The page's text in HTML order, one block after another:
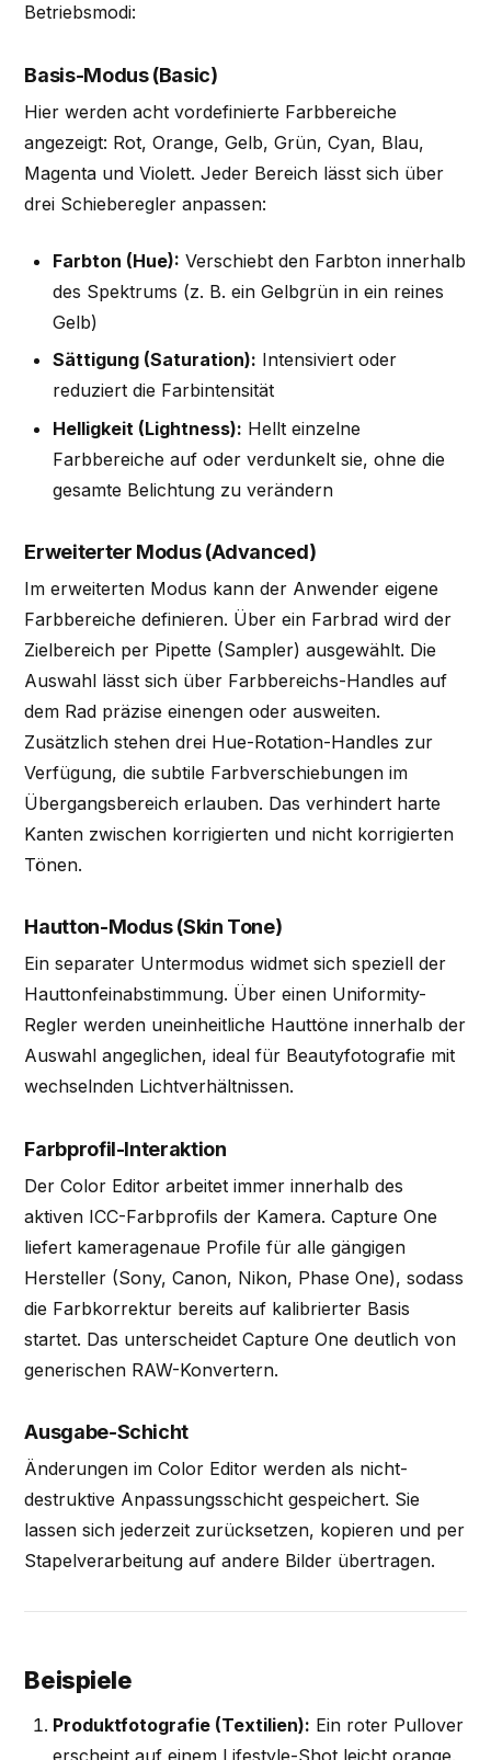
Betriebsmodi:
Basis-Modus (Basic)
Hier werden acht vordefinierte Farbbereiche
angezeigt: Rot, Orange, Gelb, Grün, Cyan, Blau,
Magenta und Violett. Jeder Bereich lässt sich über
drei Schieberegler anpassen:
Farbton (Hue): Verschiebt den Farbton innerhalb
des Spektrums (z. B. ein Gelbgrün in ein reines
Gelb)
Sättigung (Saturation): Intensiviert oder
reduziert die Farbintensität
Helligkeit (Lightness): Hellt einzelne
Farbbereiche auf oder verdunkelt sie, ohne die
gesamte Belichtung zu verändern
Erweiterter Modus (Advanced)
Im erweiterten Modus kann der Anwender eigene
Farbbereiche definieren. Über ein Farbrad wird der
Zielbereich per Pipette (Sampler) ausgewählt. Die
Auswahl lässt sich über Farbbereichs-Handles auf
dem Rad präzise einengen oder ausweiten.
Zusätzlich stehen drei Hue-Rotation-Handles zur
Verfügung, die subtile Farbverschiebungen im
Übergangsbereich erlauben. Das verhindert harte
Kanten zwischen korrigierten und nicht korrigierten
Tönen.
Hautton-Modus (Skin Tone)
Ein separater Untermodus widmet sich speziell der
Hauttonfeinabstimmung. Über einen Uniformity-
Regler werden uneinheitliche Hauttöne innerhalb der
Auswahl angeglichen, ideal für Beautyfotografie mit
wechselnden Lichtverhältnissen.
Farbprofil-Interaktion
Der Color Editor arbeitet immer innerhalb des
aktiven ICC-Farbprofils der Kamera. Capture One
liefert kameragenaue Profile für alle gängigen
Hersteller (Sony, Canon, Nikon, Phase One), sodass
die Farbkorrektur bereits auf kalibrierter Basis
startet. Das unterscheidet Capture One deutlich von
generischen RAW-Konvertern.
Ausgabe-Schicht
Änderungen im Color Editor werden als nicht-
destruktive Anpassungsschicht gespeichert. Sie
lassen sich jederzeit zurücksetzen, kopieren und per
Stapelverarbeitung auf andere Bilder übertragen.
Beispiele
Produktfotografie (Textilien): Ein roter Pullover
erscheint auf einem Lifestyle-Shot leicht orange.